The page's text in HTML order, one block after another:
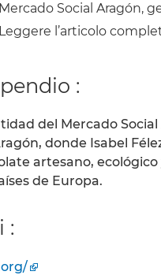
Mercado Social Aragón,
Leggere l’articolo
:
del Mercado
donde Isabel
artesano,
de Europa.
: